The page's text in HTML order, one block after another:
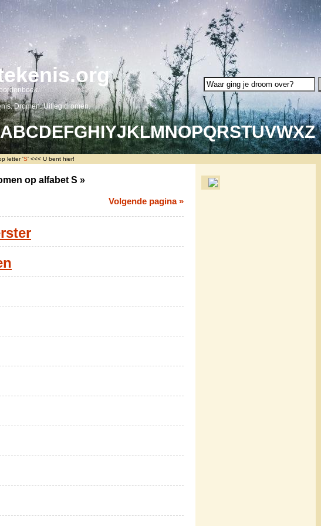
Dromen. Uitleg dromen.
ABCDEFGHIYJKLMNOPQRSTUVWXZ
letter 'S' <<< U bent hier!
op alfabet S »
Volgende pagina »